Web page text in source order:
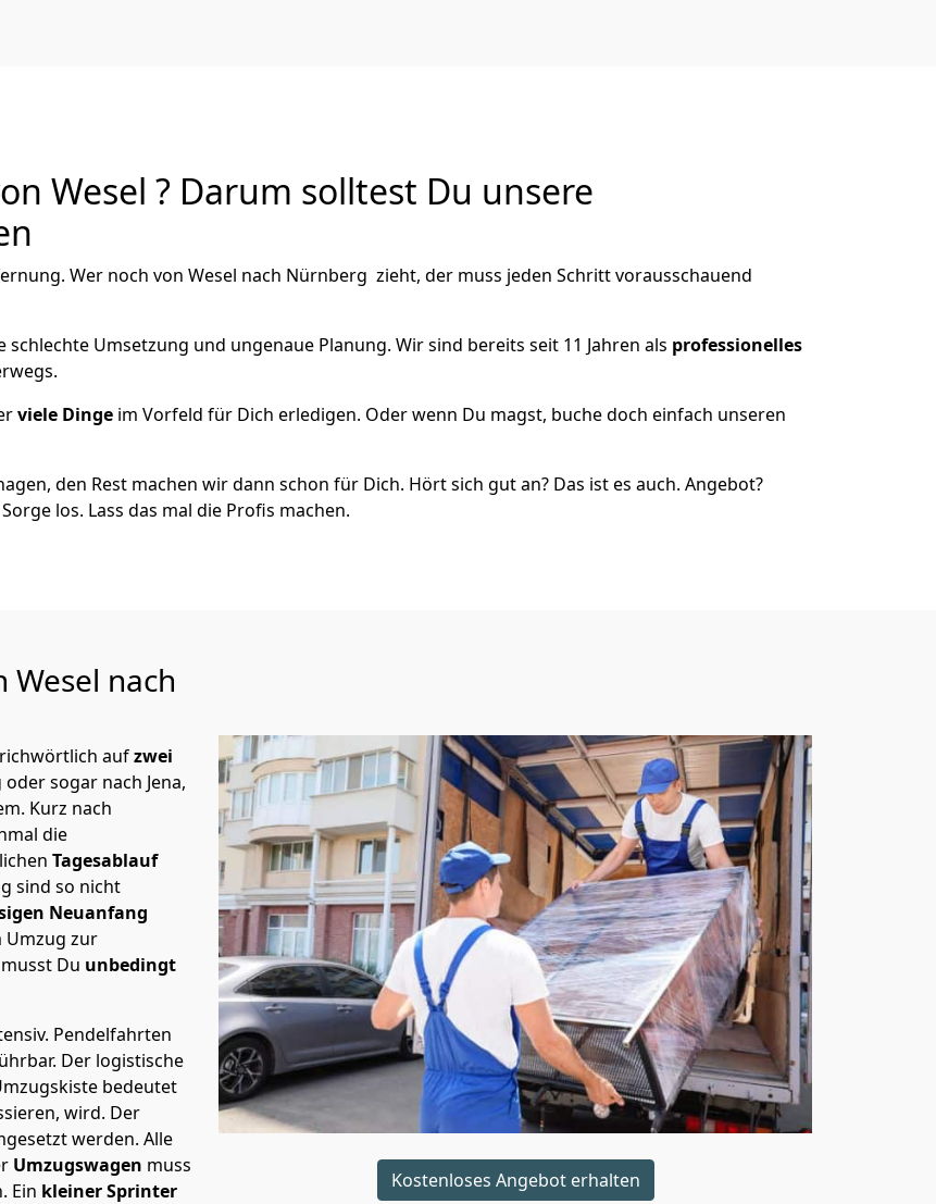
Wesel ? Darum solltest Du unsere
Wer noch von Wesel nach Nürnberg zieht, der muss jeden Schritt vorausschauend
Umsetzung und ungenaue Planung. Wir sind bereits seit 11 Jahren als professionelles
viele Dinge im Vorfeld für Dich erledigen. Oder wenn Du magst, buche doch einfach unseren
den Rest machen wir dann schon für Dich. Hört sich gut an? Das ist es auch. Angebot?
los. Lass das mal die Profis machen.
Wesel nach
aufzwei
sogar nach Jena,
Kurz nach
die
Tagesablauf
sind so nicht
Neuanfang
Umzug zur
Du unbedingt
Pendelfahrten
Der logistische
bedeutet
wird. Der
werden. Alle
Umzugswagen muss
Ein kleiner Sprinter
Kostenloses Angebot erhalten